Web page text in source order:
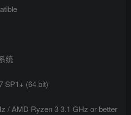
统
SP1+ (64 bit)
/ AMD Ryzen 3 3.1 GHz or better